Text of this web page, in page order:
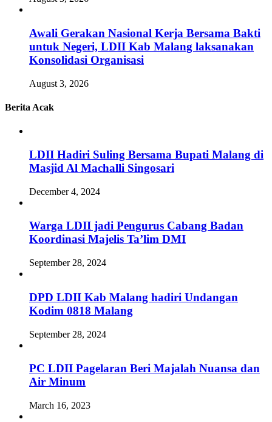
Awali Gerakan Nasional Kerja Bersama Bakti
untuk Negeri, LDII Kab Malang laksanakan
Konsolidasi Organisasi
August 3, 2026
Berita Acak
LDII Hadiri Suling Bersama Bupati Malang di
Masjid Al Machalli Singosari
December 4, 2024
Warga LDII jadi Pengurus Cabang Badan
Koordinasi Majelis Ta’lim DMI
September 28, 2024
DPD LDII Kab Malang hadiri Undangan
Kodim 0818 Malang
September 28, 2024
PC LDII Pagelaran Beri Majalah Nuansa dan
Air Minum
March 16, 2023